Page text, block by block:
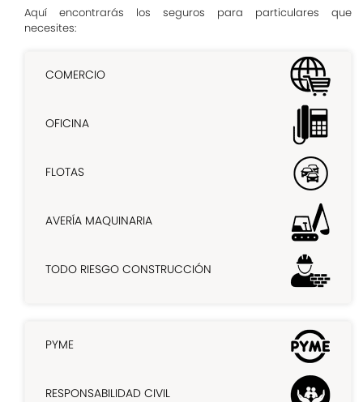
Aquí encontrarás los seguros para particulares que
necesites:
COMERCIO
OFICINA
FLOTAS
AVERÍA MAQUINARIA
TODO RIESGO CONSTRUCCIÓN
PYME
RESPONSABILIDAD CIVIL